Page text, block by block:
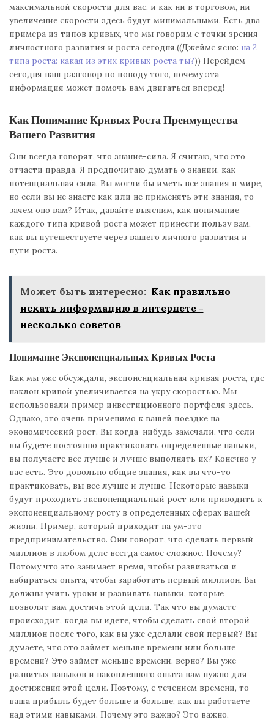
максимальной скорости для вас, и как ни в торговом, ни
увеличение скорости здесь будут минимальными. Есть два
примера из типов кривых, что мы говорим с точки зрения
личностного развития и роста сегодня.((Джеймс ясно: на 2
типа роста: какая из этих кривых роста ты?)) Перейдем
сегодня наш разговор по поводу того, почему эта
информация может помочь вам двигаться вперед!
Как Понимание Кривых Роста Преимущества
Вашего Развития
Они всегда говорят, что знание-сила. Я считаю, что это
отчасти правда. Я предпочитаю думать о знании, как
потенциальная сила. Вы могли бы иметь все знания в мире,
но если вы не знаете как или не применять эти знания, то
зачем оно вам? Итак, давайте выясним, как понимание
каждого типа кривой роста может принести пользу вам,
как вы путешествуете через вашего личного развития и
пути роста.
Может быть интересно: Как правильно
искать информацию в интернете -
несколько советов
Понимание Экспоненциальных Кривых Роста
Как мы уже обсуждали, экспоненциальная кривая роста, где
наклон кривой увеличивается на укру скоростью. Мы
использовали пример инвестиционного портфеля здесь.
Однако, это очень применимо к вашей поездке на
экономический рост. Вы когда-нибудь замечали, что если
вы будете постоянно практиковать определенные навыки,
вы получаете все лучше и лучше выполнять их? Конечно у
вас есть. Это довольно общие знания, как вы что-то
практиковать, вы все лучше и лучше. Некоторые навыки
будут проходить экспоненциальный рост или приводить к
экспоненциальному росту в определенных сферах вашей
жизни. Пример, который приходит на ум-это
предпринимательство. Они говорят, что сделать первый
миллион в любом деле всегда самое сложное. Почему?
Потому что это занимает время, чтобы развиваться и
набираться опыта, чтобы заработать первый миллион. Вы
должны учить уроки и развивать навыки, которые
позволят вам достичь этой цели. Так что вы думаете
происходит, когда вы идете, чтобы сделать свой второй
миллион после того, как вы уже сделали свой первый? Вы
думаете, что это займет меньше времени или больше
времени? Это займет меньше времени, верно? Вы уже
развитых навыков и накопленного опыта вам нужно для
достижения этой цели. Поэтому, с течением времени, то
ваша прибыль будет больше и больше, как вы работаете
над этими навыками. Почему это важно? Это важно,